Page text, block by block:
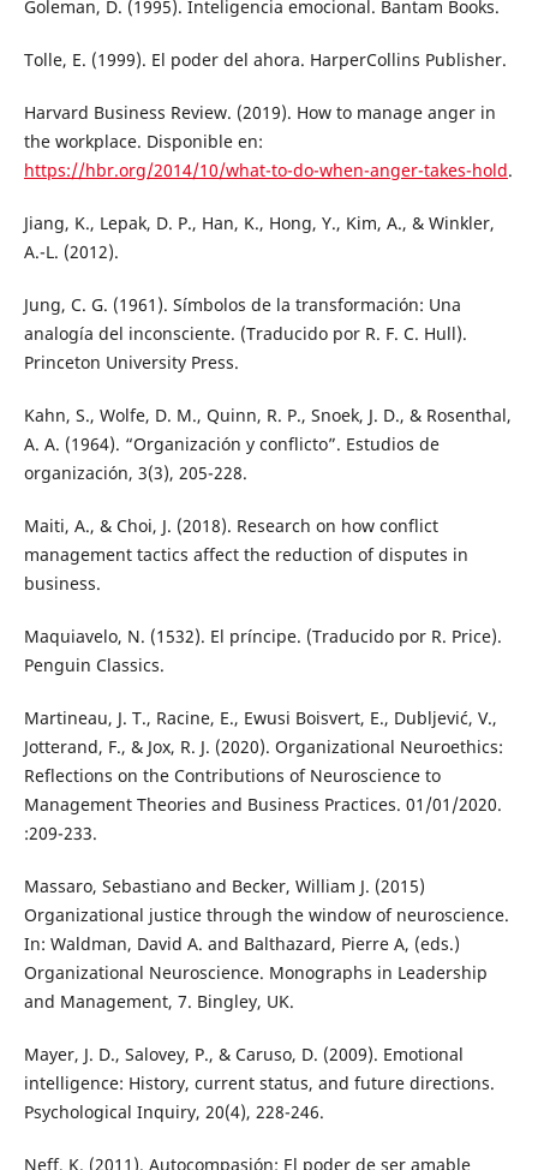
Goleman, D. (1995). Inteligencia emocional. Bantam Books.
Tolle, E. (1999). El poder del ahora. HarperCollins Publisher.
Harvard Business Review. (2019). How to manage anger in
the workplace. Disponible en:
https://hbr.org/2014/10/what-to-do-when-anger-takes-hold.
Jiang, K., Lepak, D. P., Han, K., Hong, Y., Kim, A., & Winkler,
A.-L. (2012).
Jung, C. G. (1961). Símbolos de la transformación: Una
analogía del inconsciente. (Traducido por R. F. C. Hull).
Princeton University Press.
Kahn, S., Wolfe, D. M., Quinn, R. P., Snoek, J. D., & Rosenthal,
A. A. (1964). “Organización y conflicto”. Estudios de
organización, 3(3), 205-228.
Maiti, A., & Choi, J. (2018). Research on how conflict
management tactics affect the reduction of disputes in
business.
Maquiavelo, N. (1532). El príncipe. (Traducido por R. Price).
Penguin Classics.
Martineau, J. T., Racine, E., Ewusi Boisvert, E., Dubljević, V.,
Jotterand, F., & Jox, R. J. (2020). Organizational Neuroethics:
Reflections on the Contributions of Neuroscience to
Management Theories and Business Practices. 01/01/2020.
:209-233.
Massaro, Sebastiano and Becker, William J. (2015)
Organizational justice through the window of neuroscience.
In: Waldman, David A. and Balthazard, Pierre A, (eds.)
Organizational Neuroscience. Monographs in Leadership
and Management, 7. Bingley, UK.
Mayer, J. D., Salovey, P., & Caruso, D. (2009). Emotional
intelligence: History, current status, and future directions.
Psychological Inquiry, 20(4), 228-246.
Neff, K. (2011). Autocompasión: El poder de ser amable